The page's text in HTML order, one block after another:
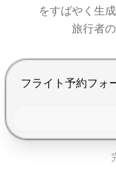
料金
サインイン
をすばやく生
旅行者
Enterで送信、